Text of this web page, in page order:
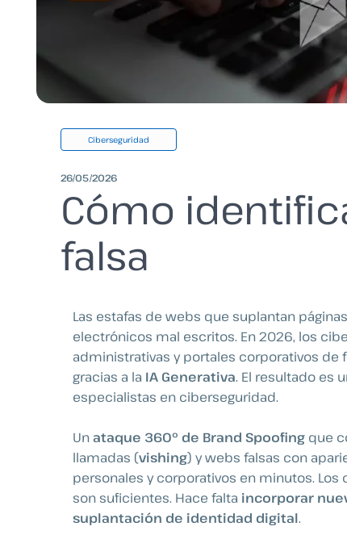
Ciberseguridad
26/05/2026
Cómo
falsa
Las estafas de webs que suplantan
electrónicos mal escritos. En 2026, los
administrativas y portales corporativos
gracias a la IA Generativa. El resultado es
especialistas en ciberseguridad.
Unataque 360º de Brand Spoofing que
llamadas (vishing) y webs falsas con
personales y corporativos en minutos.
son suficientes. Hace falta incorporar
suplantación de identidad digital.